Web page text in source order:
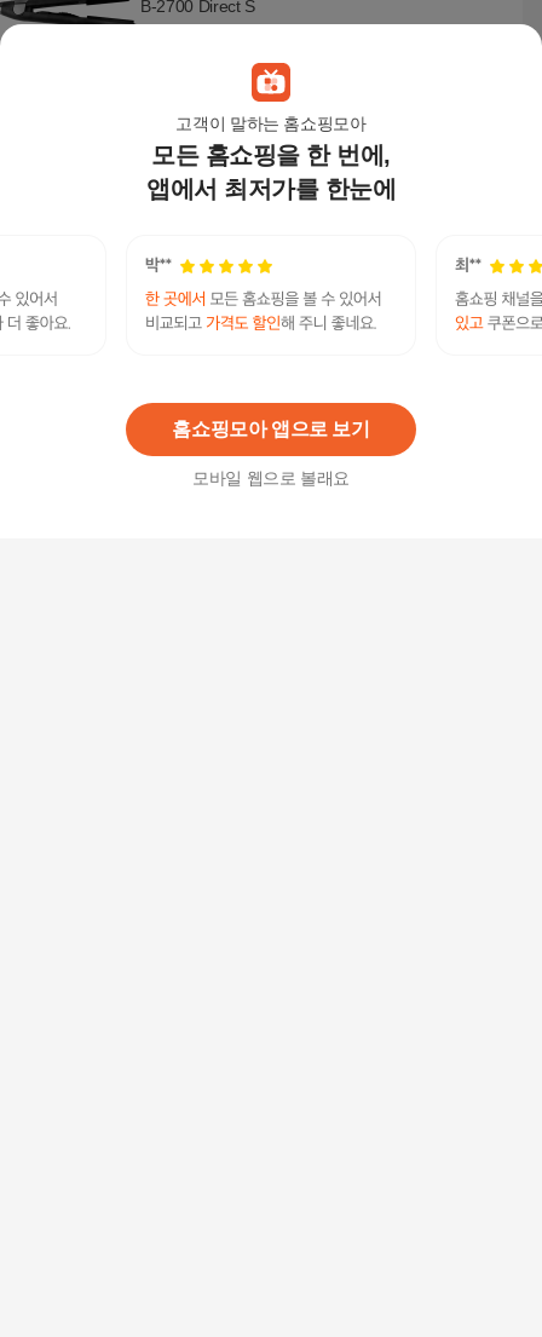
고객이 말하는 홈쇼핑모아
모든 홈쇼핑을 한 번에,
앱에서 최저가를 한눈에
홈쇼핑모아 앱으로 보기
모바일 웹으로 볼래요
B-2700 Direct S
뉴 셀프볼륨집게 헤어롤
2,300 원
IN태양 오토롤링 브러쉬고데기 시즌1+헤어롤3개
7%70,500원